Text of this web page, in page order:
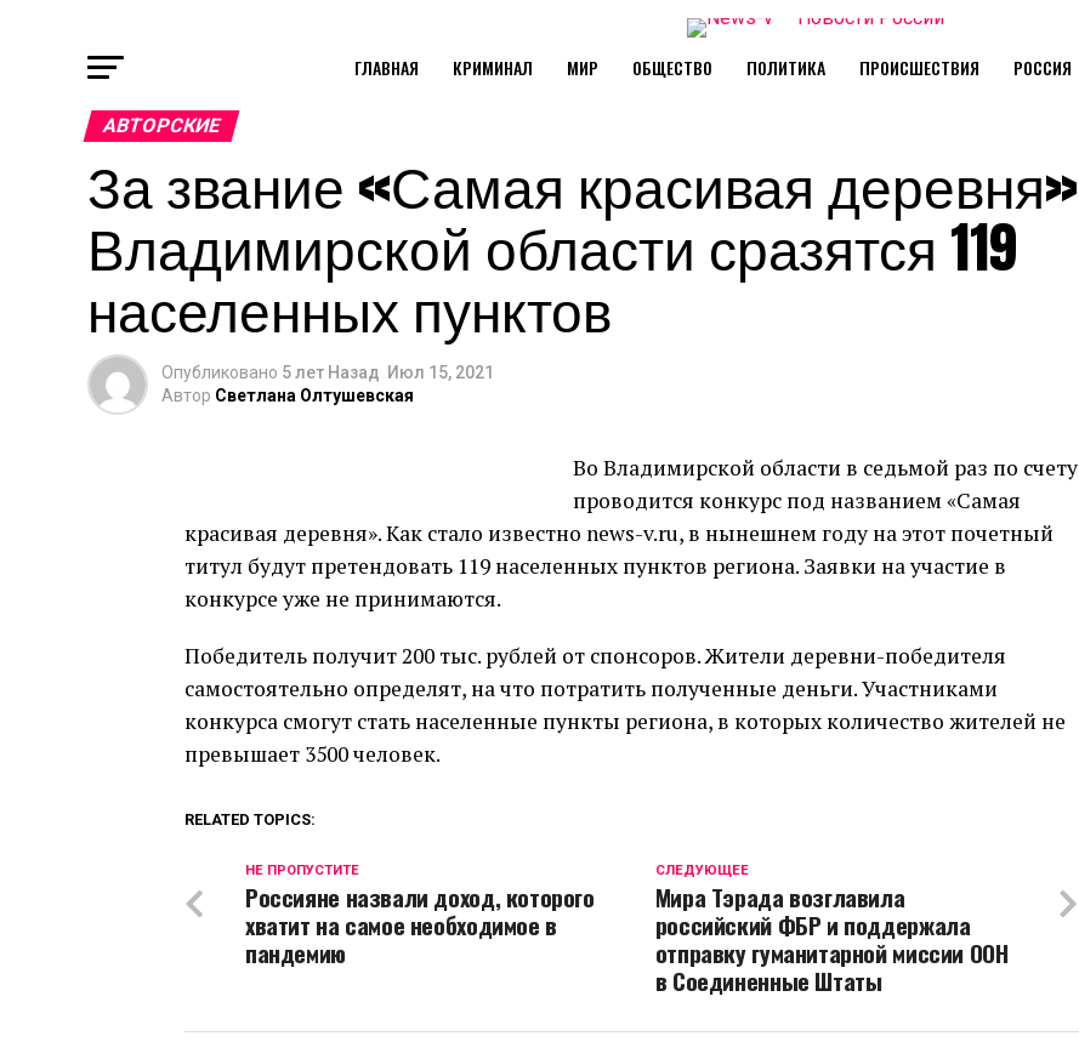
ГЛАВНАЯ КРИМИНАЛ МИР ОБЩЕСТВО ПОЛИТИКА ПРОИСШЕСТВИЯ РОССИЯ
АВТОРСКИЕ
За звание «Самая красивая деревня»
Владимирской области сразятся 119
населенных пунктов
Опубликовано 5 лет Назад Июл 15, 2021
Автор Светлана Олтушевская
Во Владимирской области в седьмой раз по счету
проводится конкурс под названием «Самая
красивая деревня». Как стало известно news-v.ru, в нынешнем году на этот почетный
титул будут претендовать 119 населенных пунктов региона. Заявки на участие в
конкурсе уже не принимаются.
Победитель получит 200 тыс. рублей от спонсоров. Жители деревни-победителя
самостоятельно определят, на что потратить полученные деньги. Участниками
конкурса смогут стать населенные пункты региона, в которых количество жителей не
превышает 3500 человек.
RELATED TOPICS:
CЛЕДУЮЩЕЕ
Мира Тэрада возглавила
российский ФБР и поддержала
отправку гуманитарной миссии ООН
в Соединенные Штаты
НЕ ПРОПУСТИТЕ
Россияне назвали доход, которого
хватит на самое необходимое в
пандемию